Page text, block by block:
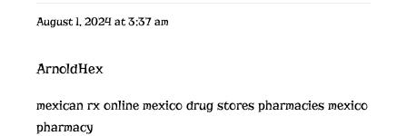
August 1, 2024 at 3:37 am
ArnoldHex
mexican rx online mexico drug stores pharmacies mexico
pharmacy